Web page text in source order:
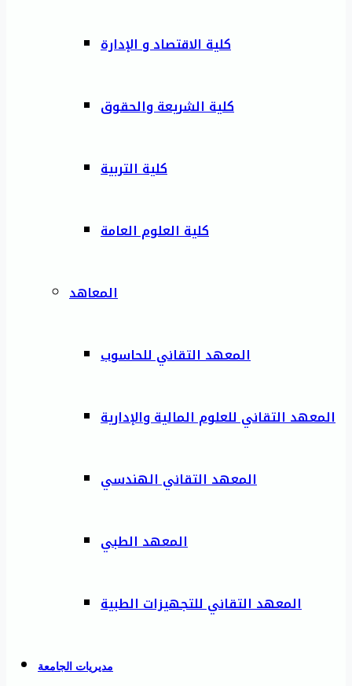
كلية الاقتصاد و الإدارة
كلية الشريعة والحقوق
كلية التربية
كلية العلوم العامة
المعاهد
المعهد التقاني للحاسوب
المعهد التقاني للعلوم المالية والإدارية
المعهد التقاني الهندسي
المعهد الطبي
المعهد التقاني للتجهيزات الطبية
مديريات الجامعة